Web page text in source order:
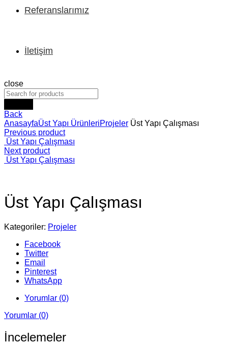
Referanslarımız
İletişim
close
Back
AnasayfaÜst Yapı ÜrünleriProjeler Üst Yapı Çalışması
Previous product
Üst Yapı Çalışması
Next product
Üst Yapı Çalışması
Üst Yapı Çalışması
Kategoriler: Projeler
Facebook
Twitter
Email
Pinterest
WhatsApp
Yorumlar (0)
Yorumlar (0)
İncelemeler